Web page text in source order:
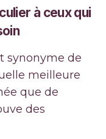
à ceux qui
synonyme de
meilleure
que de
des